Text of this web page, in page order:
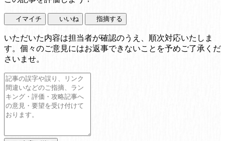
イマイチ いいね 指摘する
いただいた内容は担当者が確認のうえ、順次対応いたしま
す。個々のご意見にはお返事できないことを予めご了承くだ
さいませ。